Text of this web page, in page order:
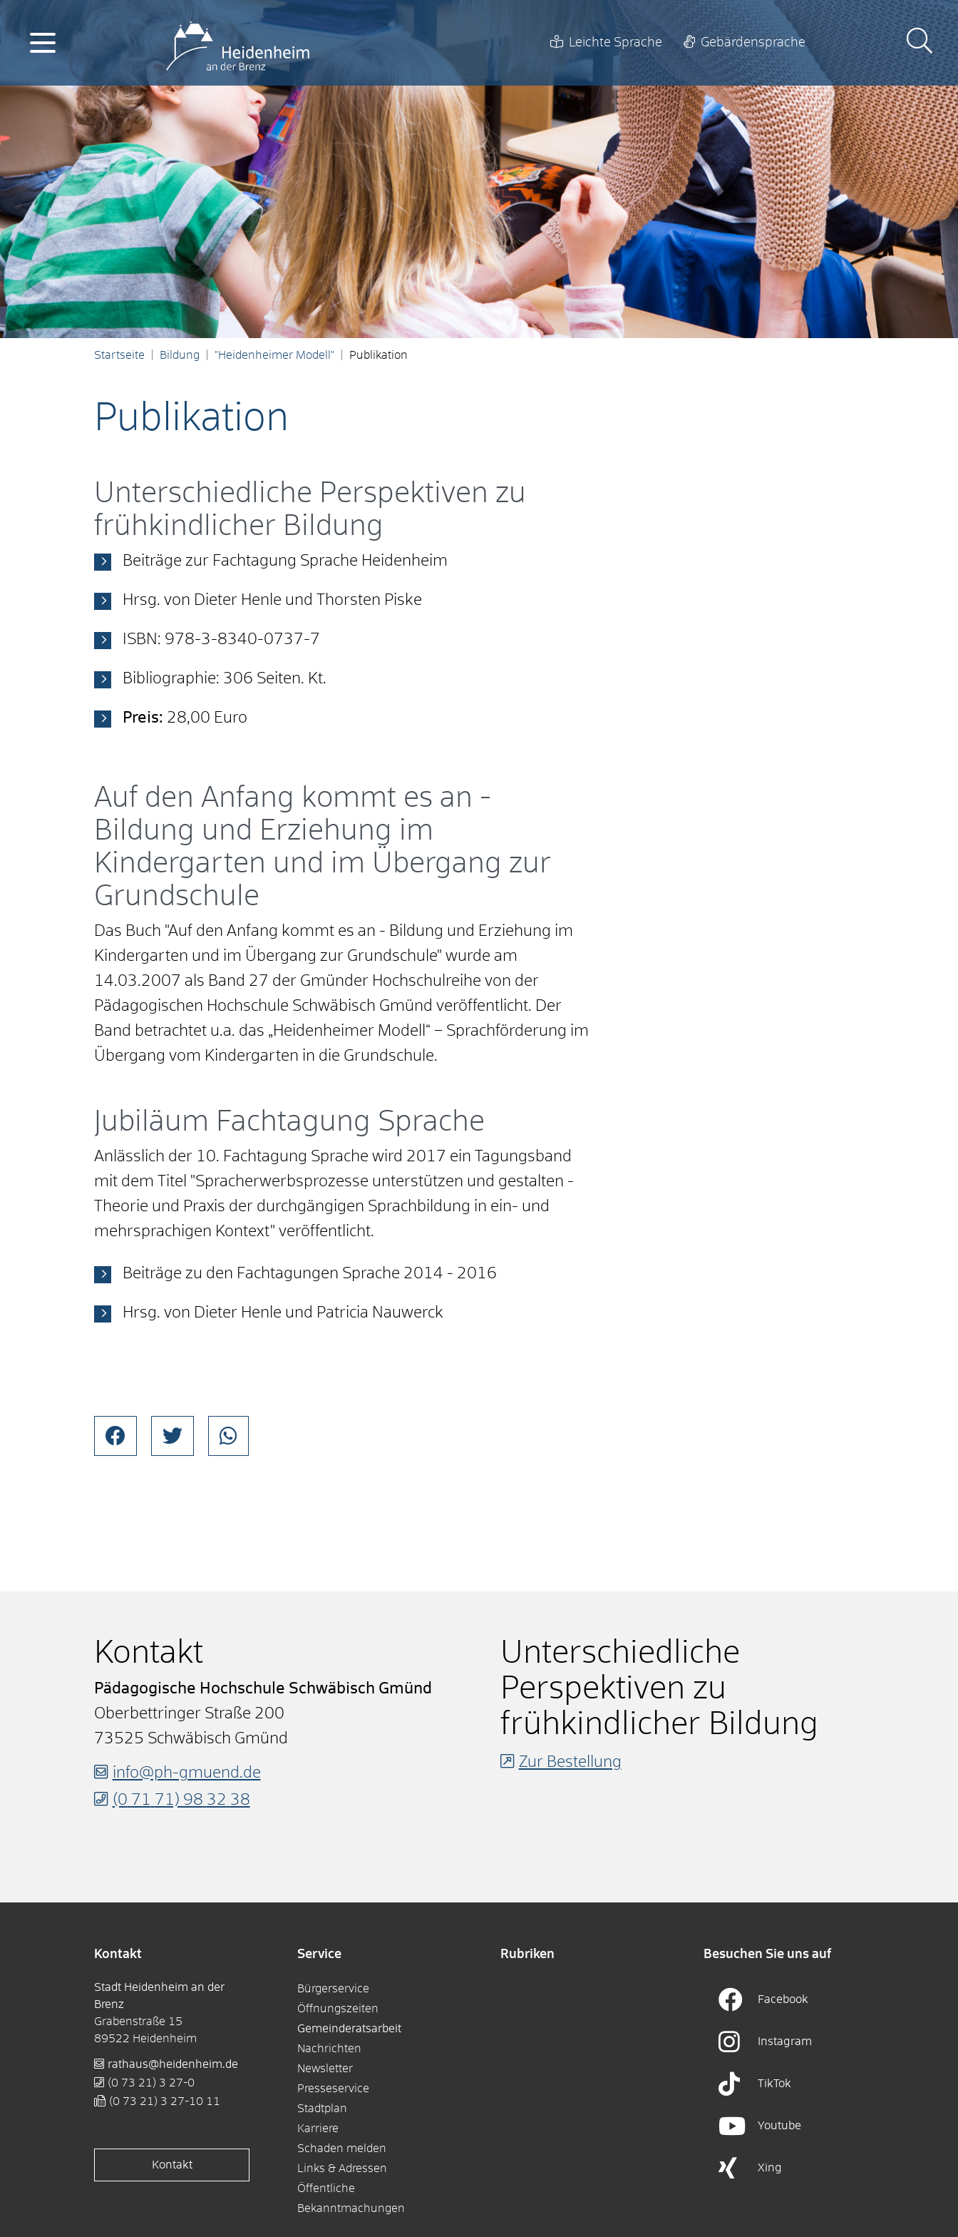
Leichte Sprache Gebärdensprache
Startseite Bildung "Heidenheimer Modell" Publikation
Publikation
Unterschiedliche Perspektiven zu
frühkindlicher Bildung
Beiträge zur Fachtagung Sprache Heidenheim
Hrsg. von Dieter Henle und Thorsten Piske
ISBN: 978-3-8340-0737-7
Bibliographie: 306 Seiten. Kt.
Preis: 28,00 Euro
Auf den Anfang kommt es an -
Bildung und Erziehung im
Kindergarten und im Übergang zur
Grundschule
Das Buch "Auf den Anfang kommt es an - Bildung und Erziehung im
Kindergarten und im Übergang zur Grundschule" wurde am
14.03.2007 als Band 27 der Gmünder Hochschulreihe von der
Pädagogischen Hochschule Schwäbisch Gmünd veröffentlicht. Der
Band betrachtet u.a. das „Heidenheimer Modell“ – Sprachförderung im
Übergang vom Kindergarten in die Grundschule.
Jubiläum Fachtagung Sprache
Anlässlich der 10. Fachtagung Sprache wird 2017 ein Tagungsband
mit dem Titel "Spracherwerbsprozesse unterstützen und gestalten -
Theorie und Praxis der durchgängigen Sprachbildung in ein- und
mehrsprachigen Kontext" veröffentlicht.
Beiträge zu den Fachtagungen Sprache 2014 - 2016
Hrsg. von Dieter Henle und Patricia Nauwerck
Kontakt
Pädagogische Hochschule Schwäbisch Gmünd
Oberbettringer Straße 200
73525 Schwäbisch Gmünd
info@ph-gmuend.de
(0 71 71) 98 32 38
Unterschiedliche
Perspektiven zu
frühkindlicher Bildung
Zur Bestellung
Kontakt
Stadt Heidenheim an der
Brenz
Grabenstraße 15
89522 Heidenheim
rathaus@heidenheim.de
(0 73 21) 3 27-0
(0 73 21) 3 27-10 11
Kontakt
Service
Bürgerservice
Öffnungszeiten
Gemeinderatsarbeit
Nachrichten
Newsletter
Presseservice
Stadtplan
Karriere
Schaden melden
Links & Adressen
Öffentliche
Bekanntmachungen
Rubriken Besuchen Sie uns auf
Facebook
Instagram
TikTok
Youtube
Xing